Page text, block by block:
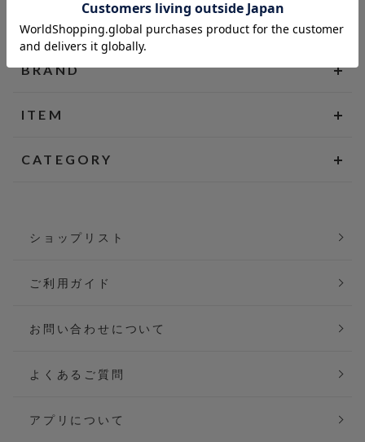
BRAND
ITEM
CATEGORY
ショップリスト
ご利用ガイド
お問い合わせについて
よくあるご質問
アプリについて